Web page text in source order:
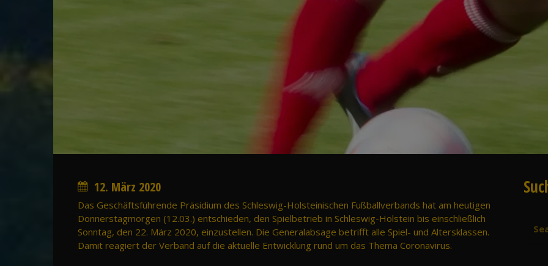
12. März 2020
Das Geschäftsführende Präsidium des Schleswig-Holsteinischen Fußballverbands hat am heutigen
Donnerstagmorgen (12.03.) entschieden, den Spielbetrieb in Schleswig-Holstein bis einschließlich
Sonntag, den 22. März 2020, einzustellen. Die Generalabsage betrifft alle Spiel- und Altersklassen.
Damit reagiert der Verband auf die aktuelle Entwicklung rund um das Thema Coronavirus.